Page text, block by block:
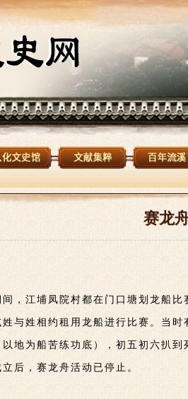
赛龙
，江埔凤院村都在门口塘划龙船
与姓相约租用龙船进行比赛。当
地为船苦练功底），初五初六扒
后，赛龙舟活动已停止。